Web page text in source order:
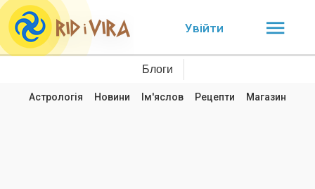
Увійти
Блоги
Астрологія Новини Ім'яслов Рецепти Магазин